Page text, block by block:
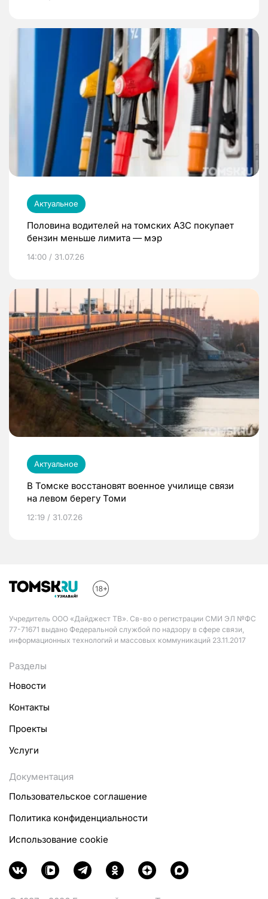
Актуальное
Половина водителей на томских АЗС покупает
бензин меньше лимита — мэр
14:00 / 31.07.26
Актуальное
В Томске восстановят военное училище связи
на левом берегу Томи
12:19 / 31.07.26
Учредитель ООО «Дайджест ТВ». Св-во о регистрации СМИ ЭЛ №ФС
77-71671 выдано Федеральной службой по надзору в сфере связи,
информационных технологий и массовых коммуникаций 23.11.2017
Разделы
Новости
Контакты
Проекты
Услуги
Документация
Пользовательское соглашение
Политика конфиденциальности
Использование cookie